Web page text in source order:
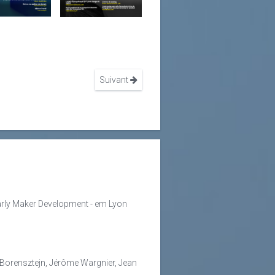
Suivant
Maker Development - em Lyon
Jérôme Wargnier, Jean